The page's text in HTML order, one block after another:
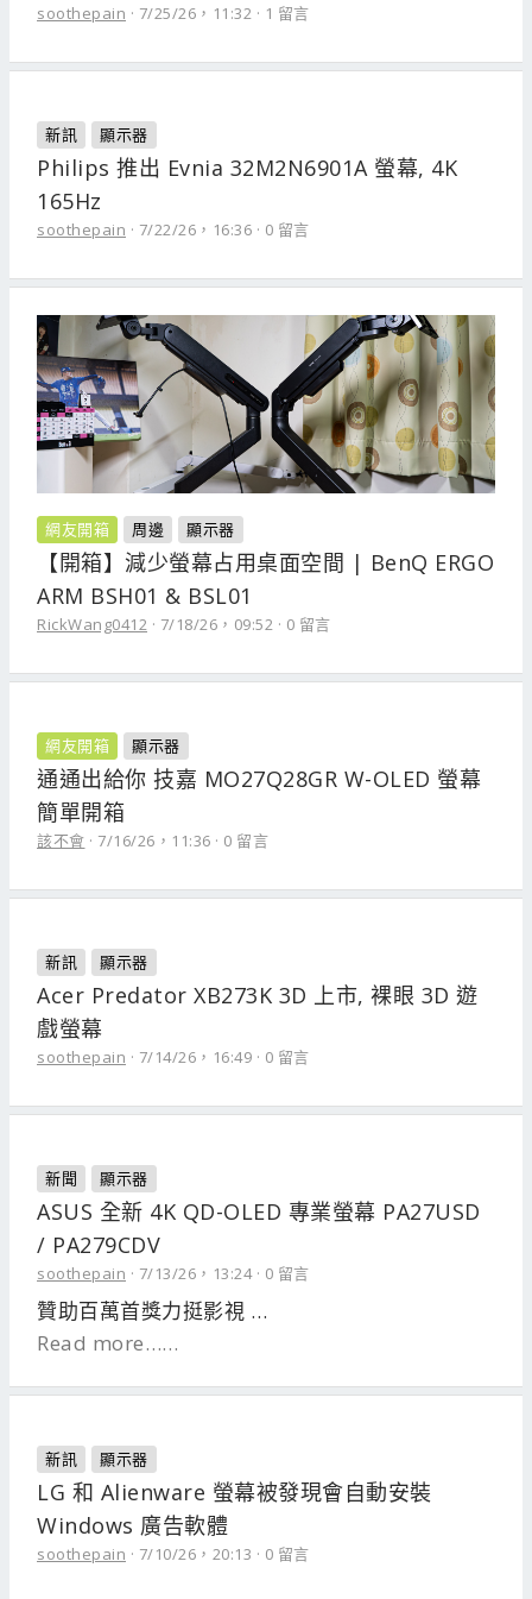
soothepain 7/25/26，11:32 1 留言
新訊 顯示器
Philips 推出 Evnia 32M2N6901A 螢幕, 4K
165Hz
soothepain 7/22/26，16:36 0 留言
網友開箱 周邊 顯示器
【開箱】減少螢幕占用桌面空間 | BenQ ERGO
ARM BSH01 & BSL01
RickWang0412 7/18/26，09:52 0 留言
網友開箱 顯示器
通通出給你 技嘉 MO27Q28GR W-OLED 螢幕
簡單開箱
該不會 7/16/26，11:36 0 留言
新訊 顯示器
Acer Predator XB273K 3D 上市, 裸眼 3D 遊
戲螢幕
soothepain 7/14/26，16:49 0 留言
新聞 顯示器
ASUS 全新 4K QD-OLED 專業螢幕 PA27USD
/ PA279CDV
soothepain 7/13/26，13:24 0 留言
贊助百萬首獎力挺影視 …
Read more……
新訊 顯示器
LG 和 Alienware 螢幕被發現會自動安裝
Windows 廣告軟體
soothepain 7/10/26，20:13 0 留言